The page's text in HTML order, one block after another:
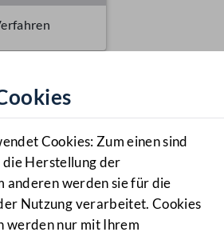
öffnen
Cookies: Zum einen sind
Herstellung der
anderen werden sie für die
Nutzung verarbeitet. Cookies
werden nur mit Ihrem